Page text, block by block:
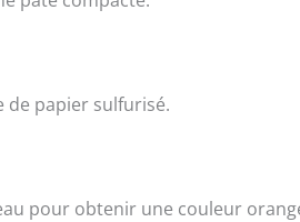
de papier sulfurisé.
pour obtenir une couleur